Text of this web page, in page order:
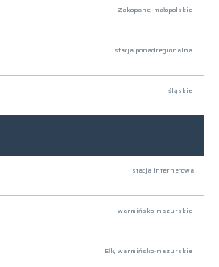
Zakopane, małopolskie
stacja ponadregionalna
śląskie
stacja internetowa
warmińsko-mazurskie
Ełk, warmińsko-mazurskie